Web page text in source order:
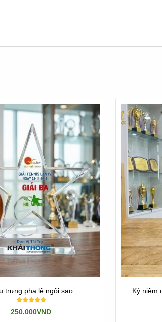
trưng pha lê ngôi sao
250.000VND
Kỷ niệm